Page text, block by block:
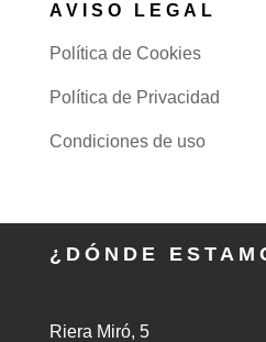
AVISO LEGAL
Política de Cookies
Política de Privacidad
Condiciones de uso
¿DÓNDE
Riera Miró, 5